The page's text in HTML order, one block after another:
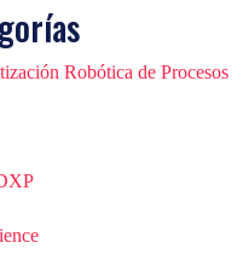
Robótica de Procesos